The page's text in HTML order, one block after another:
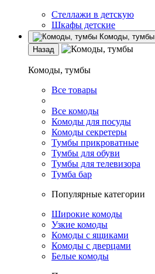
Стеллажи в детскую
Шкафы детские
Комоды, тумбы
Назад
Комоды, тумбы
Все товары
Все комоды
Комоды для посуды
Комоды секретеры
Тумбы прикроватные
Тумбы для обуви
Тумбы для телевизора
Тумба бар
Популярные категории
Широкие комоды
Узкие комоды
Комоды с ящиками
Комоды с дверцами
Белые комоды